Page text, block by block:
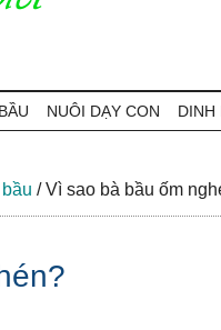
NUÔI DẠY CON DINH
/Vì sao bà bầu ốm